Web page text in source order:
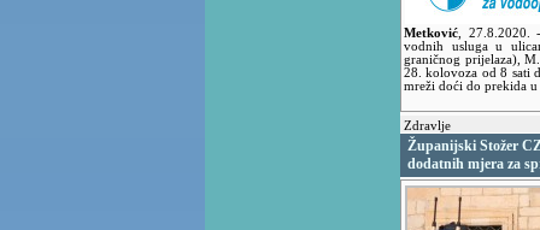
Metković 27.8.2020.
vodnih usluga u
graničnog prijelaza),
28. kolovoza od 8 sati
mreži doći do prekida
Zdravlje
Županijski Stožer
dodatnih mjera za